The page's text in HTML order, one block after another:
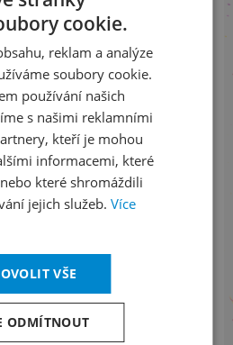
na sociálních sítích
LinkedInflickr
stavu objednávek
o programu
ENGLISH
cookie.
reklam a analýze
soubory cookie.
používání našich
s našimi reklamními
kteří je mohou
informacemi, které
které shromáždili
jejich služeb. Více
VŠE
ODMÍTNOUT